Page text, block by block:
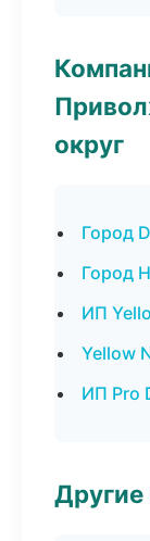
округ
Город
Город
ИП
Yellow
ИП Pro
Другие